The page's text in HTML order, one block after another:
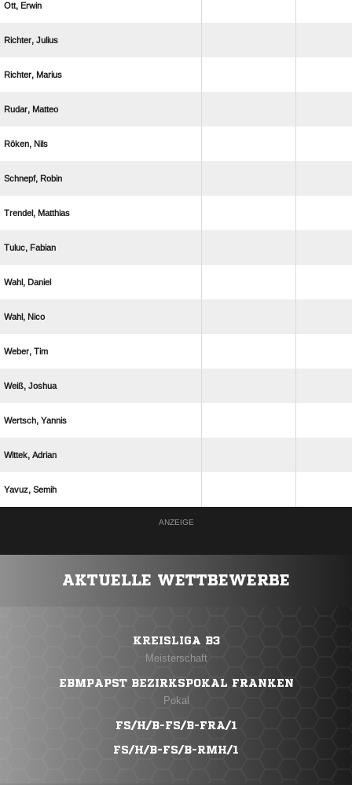
 
 
 
 
 
 
 
 
 
 
 
 
 
 
 
ANZEIGE
AKTUELLE WETTBEWERBE
KREISLIGA B3
Meisterschaft
EBMPAPST BEZIRKSPOKAL FRANKEN
Pokal
FS/H/B-FS/B-FRA/1
FS/H/B-FS/B-RMH/1